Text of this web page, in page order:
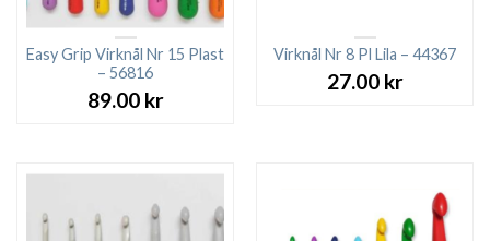
Easy Grip Virknål Nr 15 Plast
– 56816
89.00 kr
Virknål Nr 8 Pl Lila – 44367
27.00 kr